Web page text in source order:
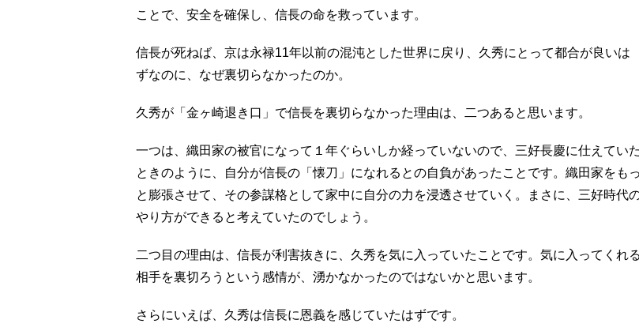
ことで、安全を確保し、信長の命を救っています。
信長が死ねば、京は永禄11年以前の混沌とした世界に戻り、久秀にとって都合が良いは
ずなのに、なぜ裏切らなかったのか。
久秀が「金ヶ崎退き口」で信長を裏切らなかった理由は、二つあると思います。
一つは、織田家の被官になって１年ぐらいしか経っていないので、三好長慶に仕えていた
ときのように、自分が信長の「懐刀」になれるとの自負があったことです。織田家をもっ
と膨張させて、その参謀格として家中に自分の力を浸透させていく。まさに、三好時代
やり方ができると考えていたのでしょう。
二つ目の理由は、信長が利害抜きに、久秀を気に入っていたことです。気に入ってくれる
相手を裏切ろうという感情が、湧かなかったのではないかと思います。
さらにいえば、久秀は信長に恩義を感じていたはずです。